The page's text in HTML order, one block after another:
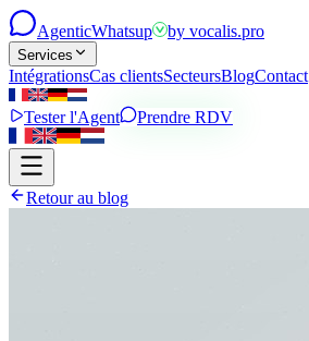
AgenticWhatsup by vocalis.pro
Services
IntégrationsCas clientsSecteursBlogContact
Tester l'Agent Prendre RDV
Retour au blog